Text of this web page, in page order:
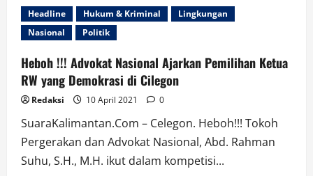
Gelar
Rakornas
Terbuka
Headline Hukum & Kriminal
Lingkungan
Nasional
Politik
Heboh !!! Advokat Nasional Ajarkan Pemilihan Ketua
RW yang Demokrasi di Cilegon
Redaksi 10 April 2021 0
SuaraKalimantan.Com – Celegon. Heboh!!! Tokoh
Pergerakan dan Advokat Nasional, Abd. Rahman
Suhu, S.H., M.H. ikut dalam kompetisi...